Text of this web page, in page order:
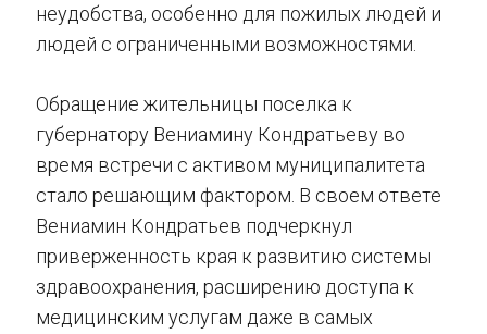
неудобства, особенно для пожилых людей и
людей с ограниченными возможностями.
Обращение жительницы поселка к
губернатору Вениамину Кондратьеву во
время встречи с активом муниципалитета
стало решающим фактором. В своем ответе
Вениамин Кондратьев подчеркнул
приверженность края к развитию системы
здравоохранения, расширению доступа к
медицинским услугам даже в самых